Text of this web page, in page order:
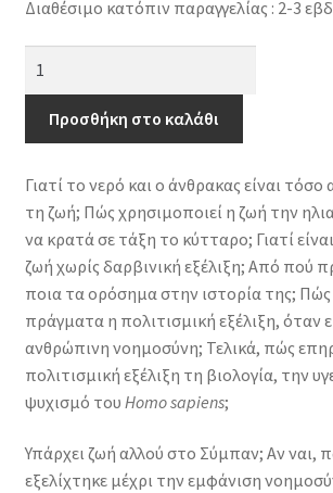
Διαθέσιμο κατόπιν παραγγελίας : 2-3
σήμερα,
άλλοτε,
και
στο
μέλλον
-
Η
λογική
των
βιολογικών
συστημάτων
Προσθήκη στο καλάθι
Γιατί το νερό και ο άνθρακας είναι
τη ζωή; Πώς χρησιμοποιεί η ζωή την
να κρατά σε τάξη το κύτταρο; Γιατί
ζωή χωρίς δαρβινική εξέλιξη; Από πού
ποια τα ορόσημα στην ιστορία της; Πώς
πράγματα η πολιτισμική εξέλιξη, όταν
ανθρώπινη νοημοσύνη; Τελικά, πώς
πολιτισμική εξέλιξη τη βιολογία, την
ψυχισμό του Homo sapiens;
Υπάρχει ζωή αλλού στο Σύμπαν; Αν ναι,
εξελίχτηκε μέχρι την εμφάνιση